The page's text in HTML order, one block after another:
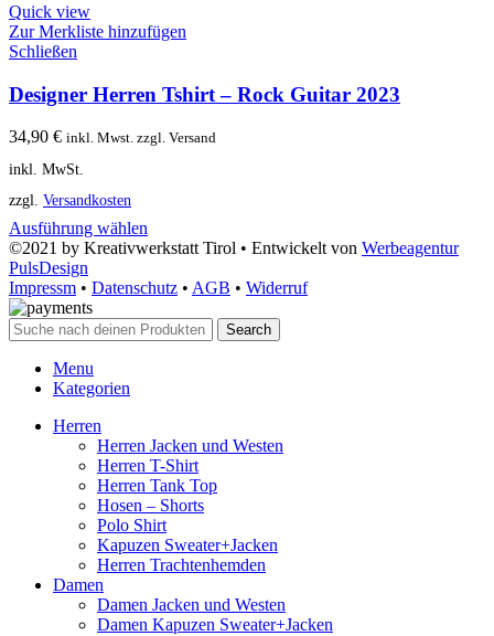
Quick view
Zur Merkliste hinzufügen
Schließen
Designer Herren Tshirt – Rock Guitar 2023
34,90 € inkl. Mwst. zzgl. Versand
inkl. MwSt.
zzgl. Versandkosten
Ausführung wählen
©2021 by Kreativwerkstatt Tirol • Entwickelt von Werbeagentur
PulsDesign
Impressm • Datenschutz • AGB • Widerruf
Search
Menu
Kategorien
Herren
Herren Jacken und Westen
Herren T-Shirt
Herren Tank Top
Hosen – Shorts
Polo Shirt
Kapuzen Sweater+Jacken
Herren Trachtenhemden
Damen
Damen Jacken und Westen
Damen Kapuzen Sweater+Jacken